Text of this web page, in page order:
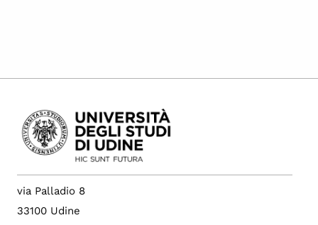
via Palladio 8
33100 Udine